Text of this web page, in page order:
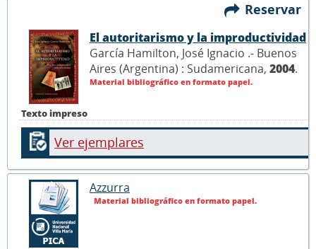
Reservar
Texto impreso
El autoritarismo y la improductividad
García Hamilton, José Ignacio .- Buenos
Aires (Argentina) : Sudamericana, 2004.
Material bibliográfico en formato papel.
Ver ejemplares
Azzurra
Material bibliográfico en formato papel.